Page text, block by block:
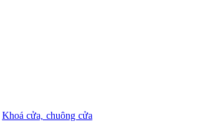
Khoá cửa, chuông cửa